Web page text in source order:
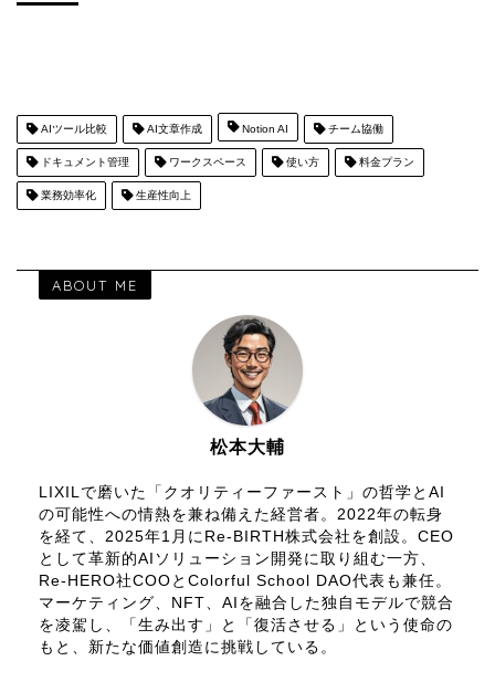
AIツール比較 AI文章作成 Notion AI チーム協働
ドキュメント管理 ワークスペース 使い方 料金プラン
業務効率化 生産性向上
ABOUT ME
松本大輔
LIXILで磨いた「クオリティーファースト」の哲学とAI
の可能性への情熱を兼ね備えた経営者。2022年の転身
を経て、2025年1月にRe-BIRTH株式会社を創設。CEO
として革新的AIソリューション開発に取り組む一方、
Re-HERO社COOとColorful School DAO代表も兼任。
マーケティング、NFT、AIを融合した独自モデルで競合
を凌駕し、「生み出す」と「復活させる」という使命の
もと、新たな価値創造に挑戦している。